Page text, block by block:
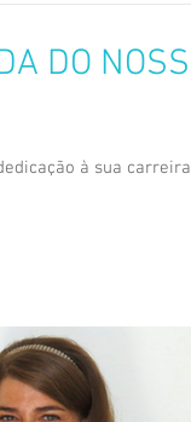
DO NOSSO
à sua carreira